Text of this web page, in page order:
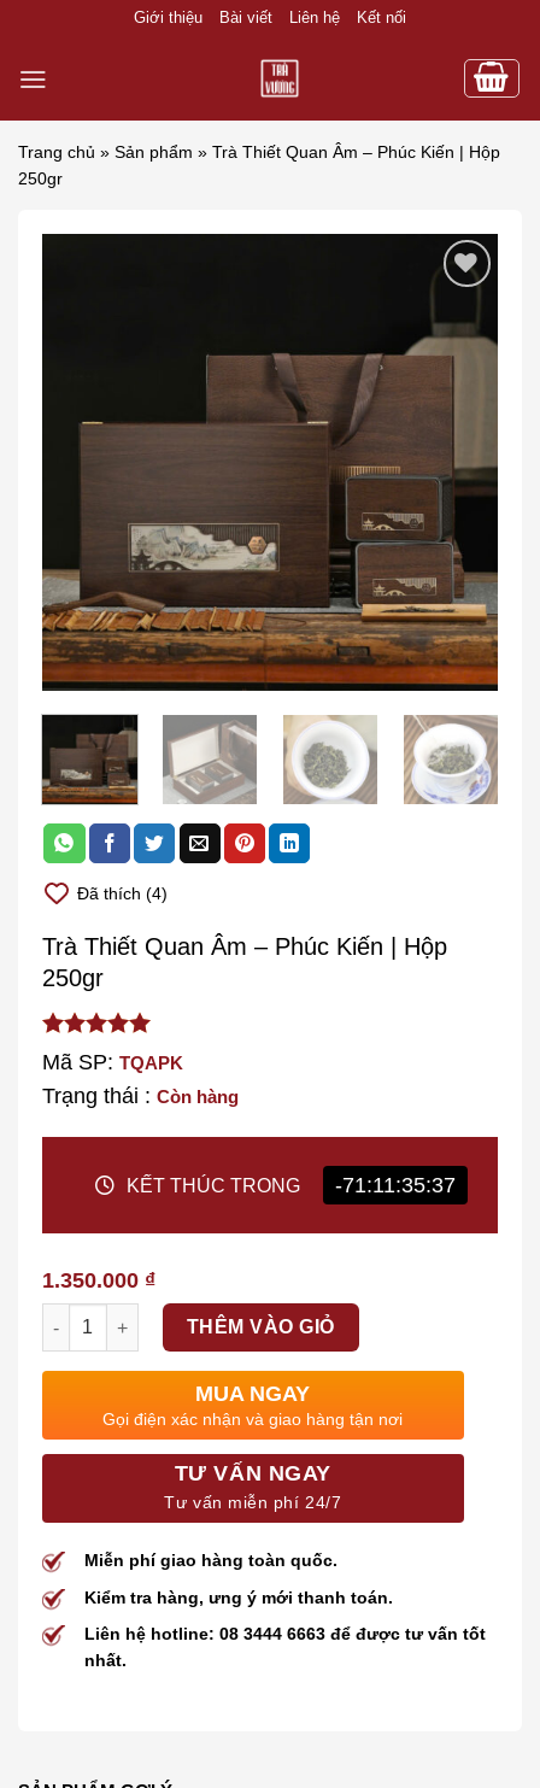
content
Giới thiệu Bài viết Liên hệ Kết nối
Trang chủ » Sản phẩm » Trà Thiết Quan Âm – Phúc Kiến | Hộp
250gr
Add to wishlist
Đã thích (4)
Trà Thiết Quan Âm – Phúc Kiến | Hộp
250gr
5.00 out of
Mã SP: TQAPK
Trạng thái : Còn hàng
KẾT THÚC TRONG -71:11:35:35
1.350.000 ₫
Số lượng
THÊM VÀO GIỎ
MUA NGAY
Gọi điện xác nhận và giao hàng tận nơi
TƯ VẤN NGAY
Tư vấn miễn phí 24/7
Miễn phí giao hàng toàn quốc.
Kiểm tra hàng, ưng ý mới thanh toán.
Liên hệ hotline: 08 3444 6663 để được tư vấn tốt
nhất.